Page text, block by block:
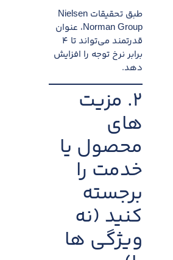
طبق تحقیقات Nielsen
Norman Group، عنوان
قدرتمند می‌تواند تا ۴
برابر نرخ توجه را افزایش
دهد.
۲. مزیت
های
محصول یا
خدمت را
برجسته
کنید (نه
ویژگی ها